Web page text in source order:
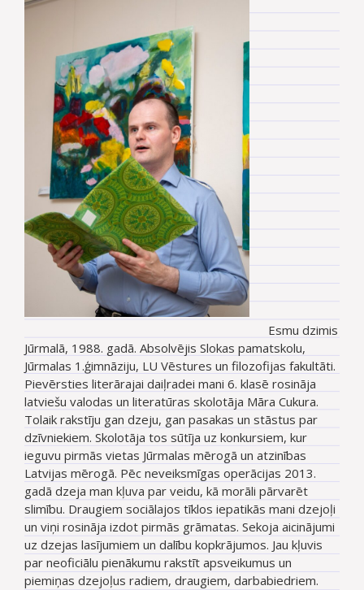
Esmu dzimis
Jūrmalā, 1988. gadā. Absolvējis Slokas pamatskolu,
Jūrmalas 1.ģimnāziju, LU Vēstures un filozofijas fakultāti.
Pievērsties literārajai daiļradei mani 6. klasē rosināja
latviešu valodas un literatūras skolotāja Māra Cukura.
Tolaik rakstīju gan dzeju, gan pasakas un stāstus par
dzīvniekiem. Skolotāja tos sūtīja uz konkursiem, kur
ieguvu pirmās vietas Jūrmalas mērogā un atzinības
Latvijas mērogā. Pēc neveiksmīgas operācijas 2013.
gadā dzeja man kļuva par veidu, kā morāli pārvarēt
slimību. Draugiem sociālajos tīklos iepatikās mani dzejoļi
un viņi rosināja izdot pirmās grāmatas. Sekoja aicinājumi
uz dzejas lasījumiem un dalību kopkrājumos. Jau kļuvis
par neoficiālu pienākumu rakstīt apsveikumus un
piemiņas dzejoļus radiem, draugiem, darbabiedriem.